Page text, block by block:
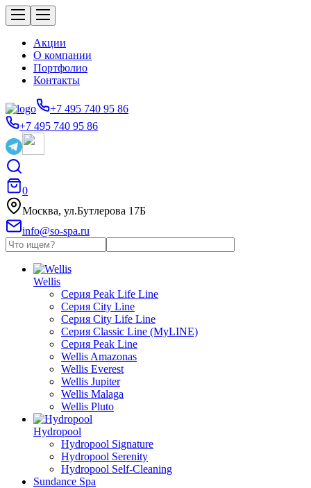
Акции
О компании
Портфолио
Контакты
+7 495 740 95 86
+7 495 740 95 86
0
Москва, ул.Бутлерова 17Б
info@so-spa.ru
Wellis
Серия Peak Life Line
Серия City Line
Серия City Life Line
Серия Classic Line (MyLINE)
Серия Peak Line
Wellis Amazonas
Wellis Everest
Wellis Jupiter
Wellis Malaga
Wellis Pluto
Hydropool
Hydropool Signature
Hydropool Serenity
Hydropool Self-Сleaning
Sundance Spa